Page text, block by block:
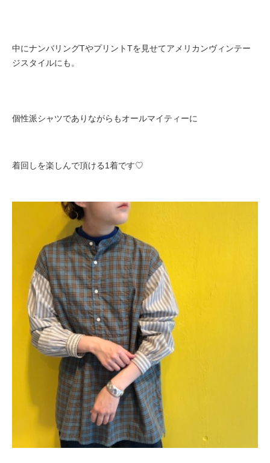
中にナンバリングTやプリントTを見せてアメリカンヴィンテー
ジスタイルにも。
個性派シャツでありながらもオールマイティーに
着回しを楽しんで頂ける1着です♡